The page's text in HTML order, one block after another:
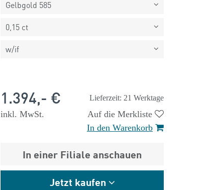
Gelbgold 585
0,15 ct
w/if
Lieferzeit: 21 Werktage
1.394,- €
inkl. MwSt.
Auf die Merkliste
In den Warenkorb
In einer Filiale anschauen
Jetzt kaufen